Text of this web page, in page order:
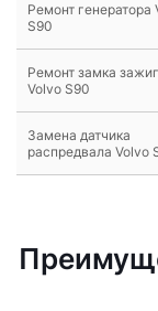
Ремонт генератора
S90
Ремонт замка
Volvo S90
Замена датчика
распредвала Volvo